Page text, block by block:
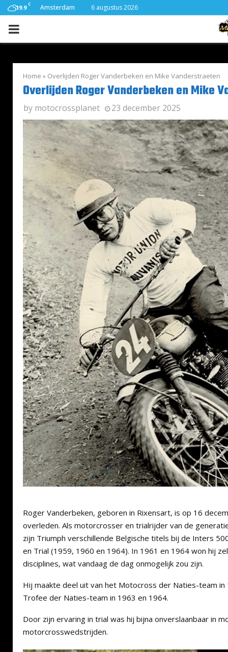
19.9 C Amsterdam 6 augustus 2026
PRIMARY
Home » Overlijden Roger Vanderbeken en Mike Vanderstraeten
Overlijden Roger Vanderbeken en Mike
by motocrossplanet 23 december 2025
Roger Vanderbeken, geboren in Rixensart, is op 16
overleden. Als motorcrosser en trialrijder van de
zijn Triumph verschillende Belgische titels bij de Inters
en Trial (1959, 1960 en 1964). In 1961 en 1964 won hij
disciplines, wat vandaag de dag onmogelijk zou zijn.
Hij maakte deel uit van het Motocross der Naties-team
Trofee der Naties-team in 1963 en 1964.
Door zijn ervaring in trial was hij bijna onverslaanbaar in
motorcrosswedstrijden.